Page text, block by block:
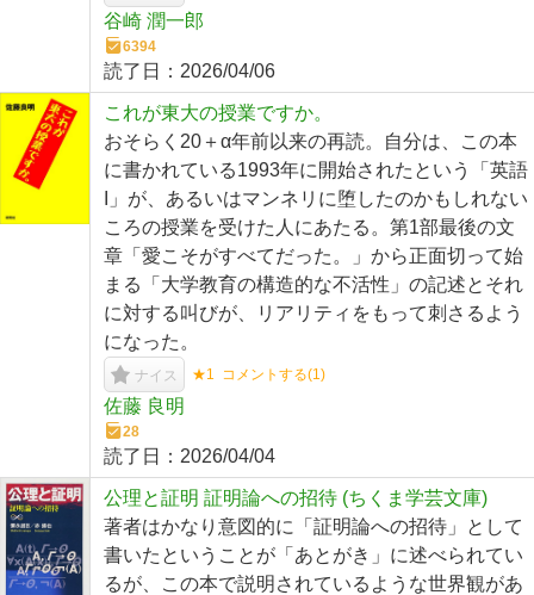
谷崎 潤一郎
6394
読了日： 2026/04/06
これが東大の授業ですか。
おそらく20＋α年前以来の再読。自分は、この本
に書かれている1993年に開始されたという「英語
I」が、あるいはマンネリに堕したのかもしれない
ころの授業を受けた人にあたる。第1部最後の文
章「愛こそがすべてだった。」から正面切って始
まる「大学教育の構造的な不活性」の記述とそれ
に対する叫びが、リアリティをもって刺さるよう
になった。
ナイス ★1 コメントする(1 )
佐藤 良明
28
読了日： 2026/04/04
公理と証明 証明論への招待 (ちくま学芸文庫)
著者はかなり意図的に「証明論への招待」として
書いたということが「あとがき」に述べられてい
るが、この本で説明されているような世界観があ